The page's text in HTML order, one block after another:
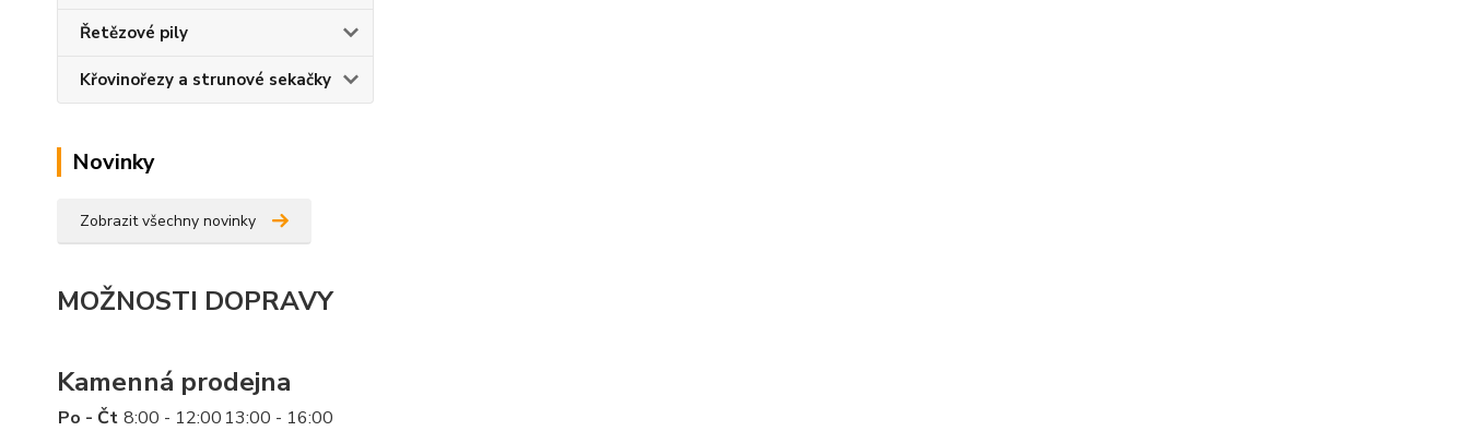
Řetězové pily
Křovinořezy a strunové sekačky
Novinky
Zobrazit všechny novinky
MOŽNOSTI DOPRAVY
Kamenná prodejna
Po - Čt 8:00 - 12:00 13:00 - 16:00